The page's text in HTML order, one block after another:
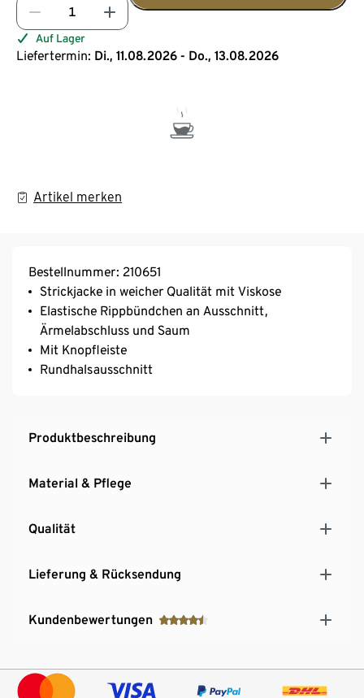
Auf Lager
Liefertermin: Di., 11.08.2026 - Do., 13.08.2026
Artikel merken
Bestellnummer: 210651
Strickjacke in weicher Qualität mit Viskose
Elastische Rippbündchen an Ausschnitt,
Ärmelabschluss und Saum
Mit Knopfleiste
Rundhalsausschnitt
Produktbeschreibung
Material & Pflege
Qualität
Lieferung & Rücksendung
Kundenbewertungen